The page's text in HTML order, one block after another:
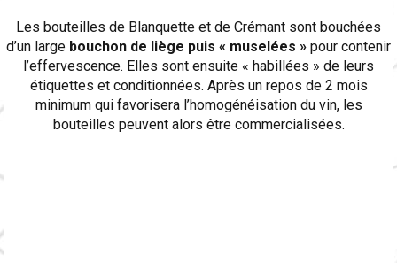
Les bouteilles de Blanquette et de Crémant sont bouchées
d’un large bouchon de liège puis « muselées » pour contenir
l’effervescence. Elles sont ensuite « habillées » de leurs
étiquettes et conditionnées. Après un repos de 2 mois
minimum qui favorisera l’homogénéisation du vin, les
bouteilles peuvent alors être commercialisées.